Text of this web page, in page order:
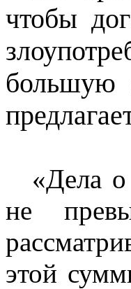
чтобы
большую
«Дела
не
этой